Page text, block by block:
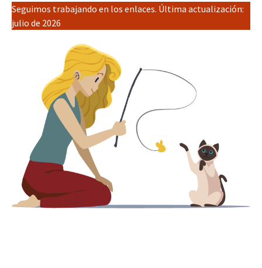
Seguimos trabajando en los enlaces. Última actualización:
julio de 2026